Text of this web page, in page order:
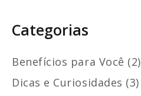
Categorias
Benefícios para Você (2)
Dicas e Curiosidades (3)